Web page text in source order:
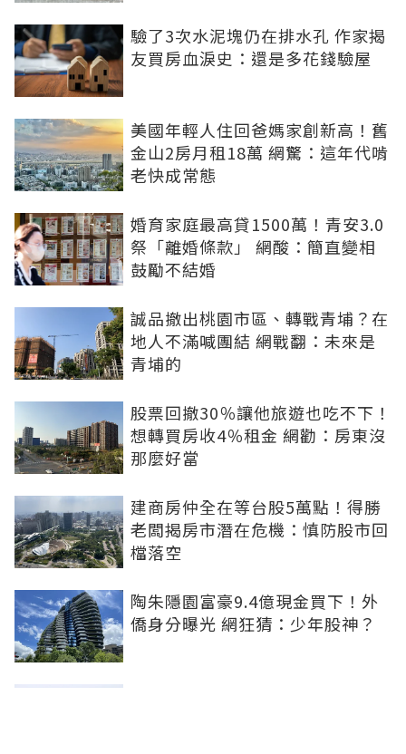
驗了3次水泥塊仍在排水孔 作家揭
友買房血淚史：還是多花錢驗屋
美國年輕人住回爸媽家創新高！舊
金山2房月租18萬 網驚：這年代啃
老快成常態
婚育家庭最高貸1500萬！青安3.0
祭「離婚條款」 網酸：簡直變相
鼓勵不結婚
誠品撤出桃園市區、轉戰青埔？在
地人不滿喊團結 網戰翻：未來是
青埔的
股票回撤30％讓他旅遊也吃不下！
想轉買房收4％租金 網勸：房東沒
那麼好當
建商房仲全在等台股5萬點！得勝
老闆揭房市潛在危機：慎防股市回
檔落空
陶朱隱園富豪9.4億現金買下！外
僑身分曝光 網狂猜：少年股神？